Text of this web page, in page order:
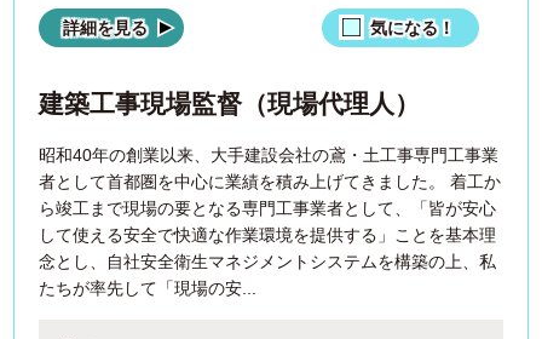
詳細を見る 気になる！
建築工事現場監督（現場代理人）
昭和40年の創業以来、大手建設会社の鳶・土工事専門工事業
者として首都圏を中心に業績を積み上げてきました。 着工か
ら竣工まで現場の要となる専門工事業者として、「皆が安心
して使える安全で快適な作業環境を提供する」ことを基本理
念とし、自社安全衛生マネジメントシステムを構築の上、私
たちが率先して「現場の安...